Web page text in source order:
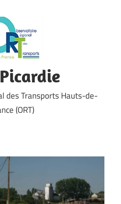
des Transports Hauts-de-
(ORT)